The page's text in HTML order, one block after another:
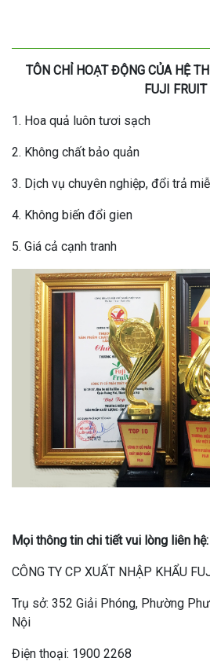
TÔN CHỈ HOẠT ĐỘNG CỦA HỆ
FUJI FRUIT
1. Hoa quả luôn tươi sạch
2. Không chất bảo quản
3. Dịch vụ chuyên nghiệp, đổi trả
4. Không biến đổi gien
5. Giá cả cạnh tranh
Mọi thông tin chi tiết vui lòng liên hệ:
CÔNG TY CP XUẤT NHẬP KHẨU
Trụ sở: 352 Giải Phóng, Phường
Nội
Điện thoại: 1900 2268